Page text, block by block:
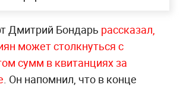
Дмитрий Бондарь рассказал,
может столкнуться с
сумм в квитанциях за
. Он напомнил, что в конце